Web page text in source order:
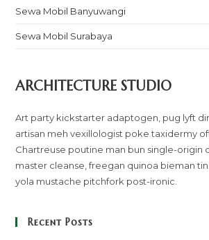
Sewa Mobil Banyuwangi
Sewa Mobil Surabaya
ARCHITECTURE STUDIO
Art party kickstarter adaptogen, pug lyft
artisan meh vexillologist poke taxidermy
Chartreuse poutine man bun single-origin
master cleanse, freegan quinoa bieman
yola mustache pitchfork post-ironic.
Recent Posts